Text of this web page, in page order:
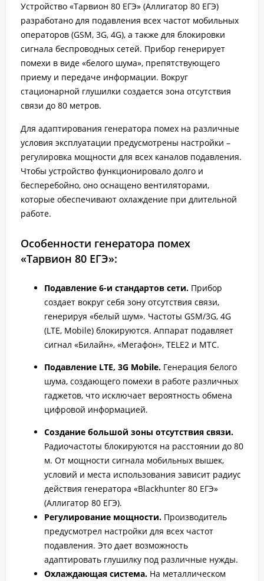
Устройство «Тарвион 80 ЕГЭ» (Аллигатор 80 ЕГЭ)
разработано для подавления всех частот мобильных
операторов (GSM, 3G, 4G), а также для блокировки
сигнала беспроводных сетей. Прибор генерирует
помехи в виде «белого шума», препятствующего
приему и передаче информации. Вокруг
стационарной глушилки создается зона отсутствия
связи до 80 метров.
Для адаптирования генератора помех на различные
условия эксплуатации предусмотрены настройки –
регулировка мощности для всех каналов подавления.
Чтобы устройство функционировало долго и
бесперебойно, оно оснащено вентиляторами,
которые обеспечивают охлаждение при длительной
работе.
Особенности генератора помех
«Тарвион 80 ЕГЭ»:
Подавление 6-и стандартов сети. Прибор
создает вокруг себя зону отсутствия связи,
генерируя «белый шум». Частоты GSM/3G, 4G
(LTE, Mobile) блокируются. Аппарат подавляет
сигнал «Билайн», «Мегафон», TELE2 и MTC.
Подавление LTE, 3G Mobile. Генерация белого
шума, создающего помехи в работе различных
гаджетов, что исключает вероятность обмена
цифровой информацией.
Создание большой зоны отсутствия связи.
Радиочастоты блокируются на расстоянии до 80
м. От мощности сигнала мобильных вышек,
условий и места использования зависит радиус
действия генератора «Blackhunter 80 ЕГЭ»
(Аллигатор 80 ЕГЭ).
Регулирование мощности. Производитель
предусмотрел настройки для всех частот
подавления. Это дает возможность
адаптировать глушилку под различные нужды.
Охлаждающая система. На металлическом